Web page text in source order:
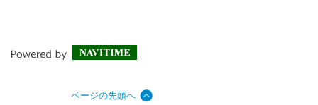
ページの先頭へ